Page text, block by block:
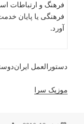
فرهنگ و ارتباطات
فرهنگی یا پایان
آورد.
دستورالعمل
موزیک سرا